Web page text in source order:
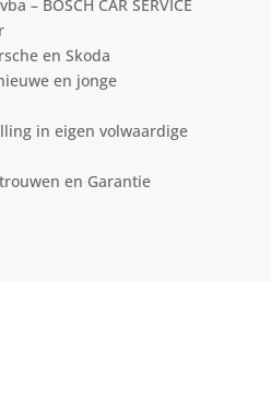
– BOSCH CAR SERVICE
en Skoda
en jonge
in eigen volwaardige
en Garantie